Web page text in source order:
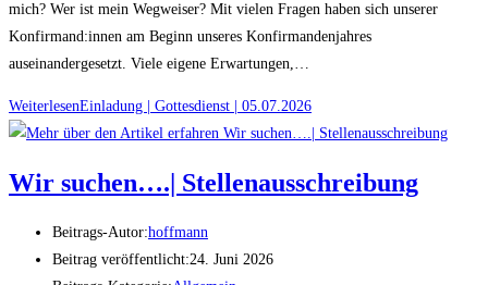
mich? Wer ist mein Wegweiser? Mit vielen Fragen haben sich unserer
Konfirmand:innen am Beginn unseres Konfirmandenjahres
auseinandergesetzt. Viele eigene Erwartungen,…
WeiterlesenEinladung | Gottesdienst | 05.07.2026
Wir suchen….| Stellenausschreibung
Beitrags-Autor:hoffmann
Beitrag veröffentlicht:24. Juni 2026